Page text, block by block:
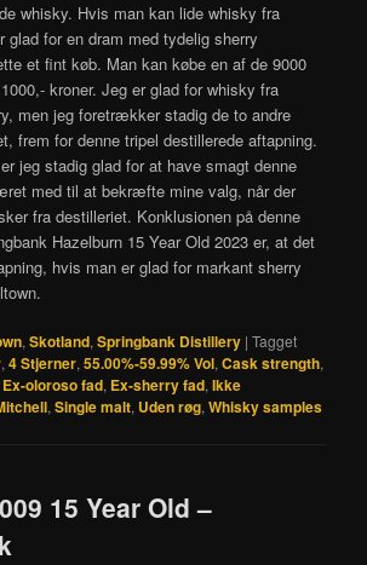
whisky. Hvis man kan lide whisky fra
glad for en dram med tydelig sherry
et fint køb. Man kan købe en af de 9000
kroner. Jeg er glad for whisky fra
men jeg foretrækker stadig de to andre
frem for denne tripel destillerede aftapning.
jeg stadig glad for at have smagt denne
med til at bekræfte mine valg, når der
fra destilleriet. Konklusionen på denne
Hazelburn 15 Year Old 2023 er, at det
hvis man er glad for markant sherry
,Skotland,Springbank Distillery |Tagget
,4 Stjerner,55.00%-59.99% Vol,Cask strength,
Ex-oloroso fad, Ex-sherry fad,Ikke
,Single malt, Uden røg,Whisky samples
15 Year Old –